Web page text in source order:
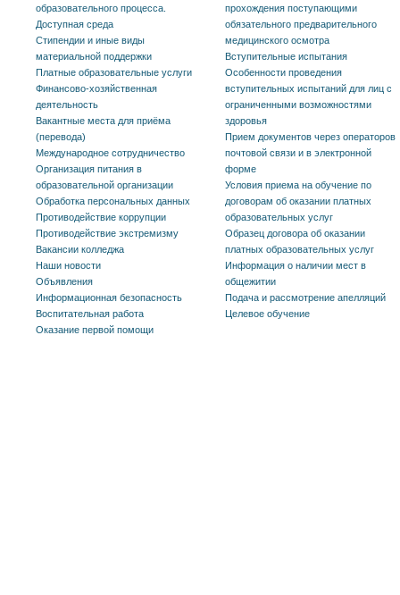
образовательного процесса.
Доступная среда
Стипендии и иные виды
материальной поддержки
Платные образовательные услуги
Финансово-хозяйственная
деятельность
Вакантные места для приёма
(перевода)
Международное сотрудничество
Организация питания в
образовательной организации
Обработка персональных данных
Противодействие коррупции
Противодействие экстремизму
Вакансии колледжа
Наши новости
Объявления
Информационная безопасность
Воспитательная работа
Оказание первой помощи
прохождения поступающими
обязательного предварительного
медицинского осмотра
Вступительные испытания
Особенности проведения
вступительных испытаний для лиц с
ограниченными возможностями
здоровья
Прием документов через операторов
почтовой связи и в электронной
форме
Условия приема на обучение по
договорам об оказании платных
образовательных услуг
Образец договора об оказании
платных образовательных услуг
Информация о наличии мест в
общежитии
Подача и рассмотрение апелляций
Целевое обучение